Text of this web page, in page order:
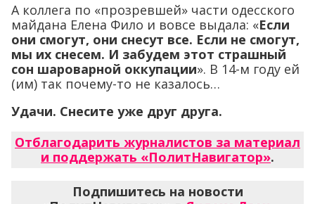
А коллега по «прозревшей» части одесского
майдана Елена Фило и вовсе выдала: «Если
они смогут, они снесут все. Если не смогут,
мы их снесем. И забудем этот страшный
сон шароварной оккупации». В 14-м году ей
(им) так почему-то не казалось…
Удачи. Снесите уже друг друга.
Отблагодарить журналистов за материал
и поддержать «ПолитНавигатор».
Подпишитесь на новости